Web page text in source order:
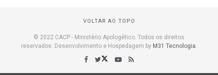
VOLTAR AO TOPO
© 2022 CACP - Ministério Apologético. Todos os direitos
reservados. Desenvolvimento e Hospedagem by M31 Tecnologia